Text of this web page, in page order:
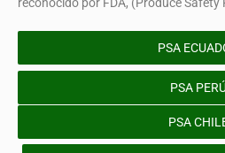
PSA
PSA
PSA